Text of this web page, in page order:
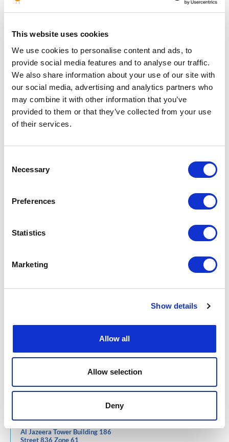
This website uses cookies
We use cookies to personalise content and ads, to
provide social media features and to analyse our traffic.
We also share information about your use of our site with
our social media, advertising and analytics partners who
may combine it with other information that you’ve
provided to them or that they’ve collected from your use
of their services.
Selection
Necessary
Preferences
Statistics
Marketing
Show details
Allow all
Allow selection
Deny
Alger
Djenane
El Malik Hydra
16000 Alger
Hassi Messaoud
EuroJapan Residence
RN N° 03
30500 Hassi Messaoud
Ouargla
Dubai
Bairro Cimento
Rua do Barue
Al Jazeera Tower Building 186
Street 836 Zone 61